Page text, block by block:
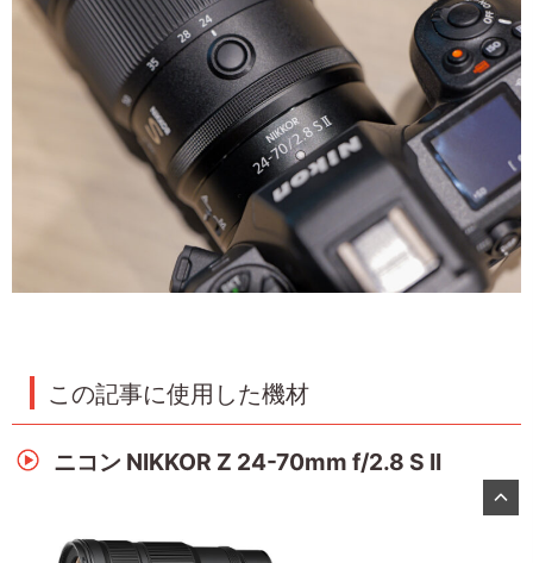
この記事に使用した機材
ニコン NIKKOR Z 24-70mm f/2.8 S II